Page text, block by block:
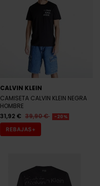
CALVIN KLEIN
CAMISETA CALVIN KLEIN NEGRA
HOMBRE
31,92 € 39,90 € -20%
REBAJAS+